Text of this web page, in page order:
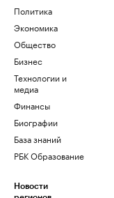
Политика
Экономика
Общество
Бизнес
Технологии и
медиа
Финансы
Биографии
База знаний
РБК Образование
Новости